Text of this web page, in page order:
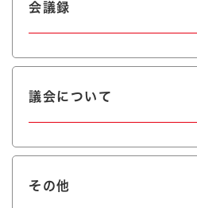
会議録
議会について
その他